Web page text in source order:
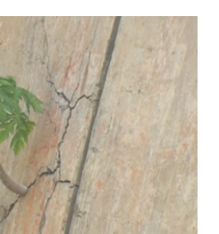
a instantes, momentos que
ao âmbito dos
específicas, onde se
das emoções. Já a felicidade…
de inspiração, como se,
diante da linha de chegada
ou o ápice de uma monta...